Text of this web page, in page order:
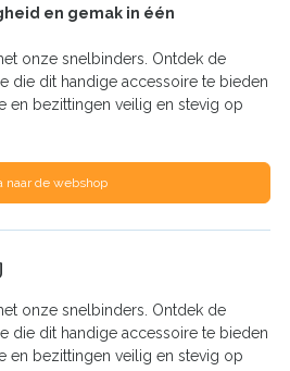
en gemak in één
onze snelbinders. Ontdek de
die dit handige accessoire te bieden
en bezittingen veilig en stevig op
naar de webshop
onze snelbinders. Ontdek de
die dit handige accessoire te bieden
en bezittingen veilig en stevig op